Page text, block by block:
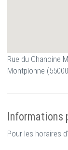
Rue du Chanoine
Montplonne
Informations
Pour les horaires